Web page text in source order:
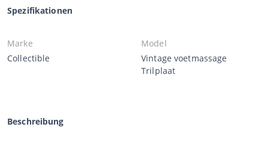
Spezifikationen
Marke
Collectible
Model
Vintage voetmassage
Trilplaat
Beschreibung